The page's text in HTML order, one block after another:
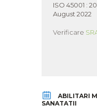
ISO 45001 :
August 2022
Verificare
ABILITARI
SANATATII